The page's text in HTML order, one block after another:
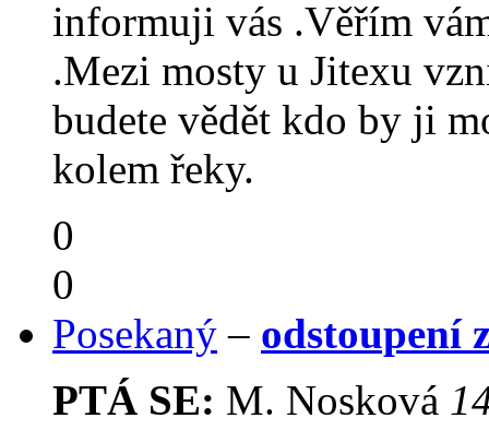
informuji vás .Věřím
.Mezi mosty u Jitexu
budete vědět kdo by ji
kolem řeky.
0
0
Posekaný – odstoupení
PTÁ SE: M. Nosková